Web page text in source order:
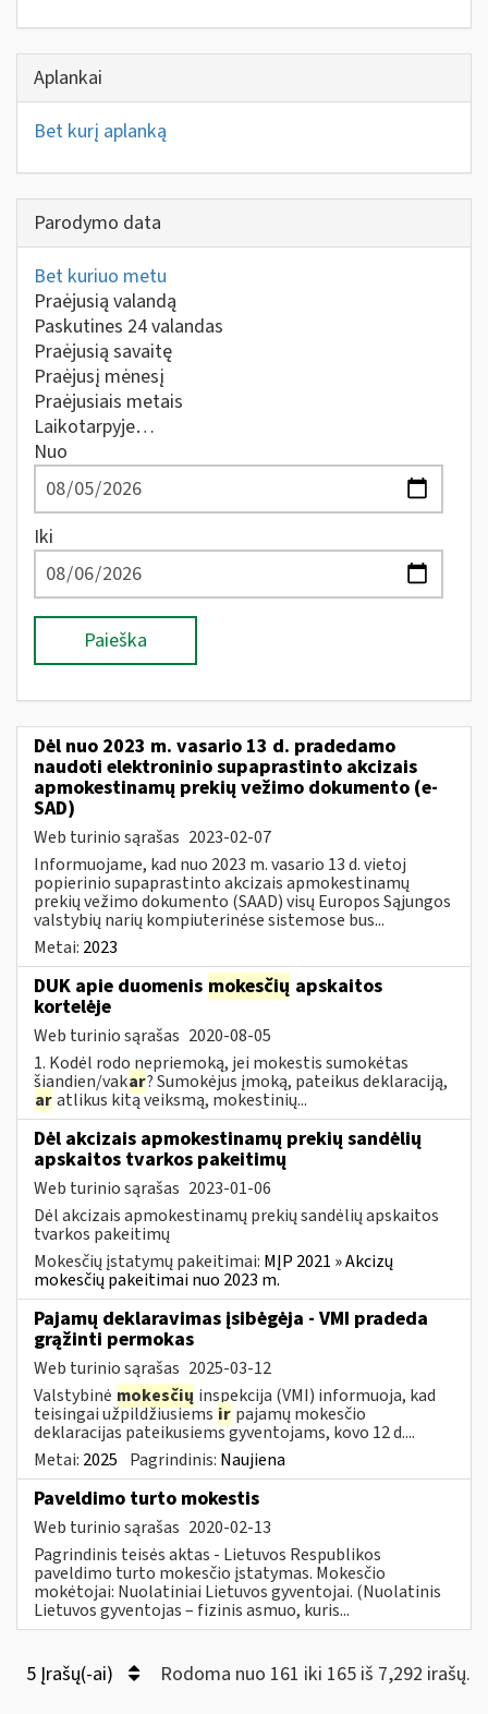
Aplankai
Bet kurį aplanką
Parodymo data
Bet kuriuo metu
Praėjusią valandą
Paskutines 24 valandas
Praėjusią savaitę
Praėjusį mėnesį
Praėjusiais metais
Laikotarpyje…
Nuo
Iki
Paieška
Dėl nuo 2023 m. vasario 13 d. pradedamo
naudoti elektroninio supaprastinto akcizais
apmokestinamų prekių vežimo dokumento (e-
SAD)
Web turinio sąrašas 2023-02-07
Informuojame, kad nuo 2023 m. vasario 13 d. vietoj
popierinio supaprastinto akcizais apmokestinamų
prekių vežimo dokumento (SAAD) visų Europos Sąjungos
valstybių narių kompiuterinėse sistemose bus...
Metai: 2023
DUK apie duomenis mokesčių apskaitos
kortelėje
Web turinio sąrašas 2020-08-05
1. Kodėl rodo nepriemoką, jei mokestis sumokėtas
šiandien/vakar? Sumokėjus įmoką, pateikus deklaraciją,
aratlikus kitą veiksmą, mokestinių...
Dėl akcizais apmokestinamų prekių sandėlių
apskaitos tvarkos pakeitimų
Web turinio sąrašas 2023-01-06
Dėl akcizais apmokestinamų prekių sandėlių apskaitos
tvarkos pakeitimų
Mokesčių įstatymų pakeitimai: MĮP 2021 » Akcizų
mokesčių pakeitimai nuo 2023 m.
Pajamų deklaravimas įsibėgėja - VMI pradeda
grąžinti permokas
Web turinio sąrašas 2025-03-12
Valstybinė mokesčių inspekcija (VMI) informuoja, kad
teisingai užpildžiusiems ir pajamų mokesčio
deklaracijas pateikusiems gyventojams, kovo 12 d....
Metai: 2025 Pagrindinis: Naujiena
Paveldimo turto mokestis
Web turinio sąrašas 2020-02-13
Pagrindinis teisės aktas - Lietuvos Respublikos
paveldimo turto mokesčio įstatymas. Mokesčio
mokėtojai: Nuolatiniai Lietuvos gyventojai. (Nuolatinis
Lietuvos gyventojas – fizinis asmuo, kuris...
5 Įrašų(-ai) Rodoma nuo 161 iki 165 iš 7,292 irašų.